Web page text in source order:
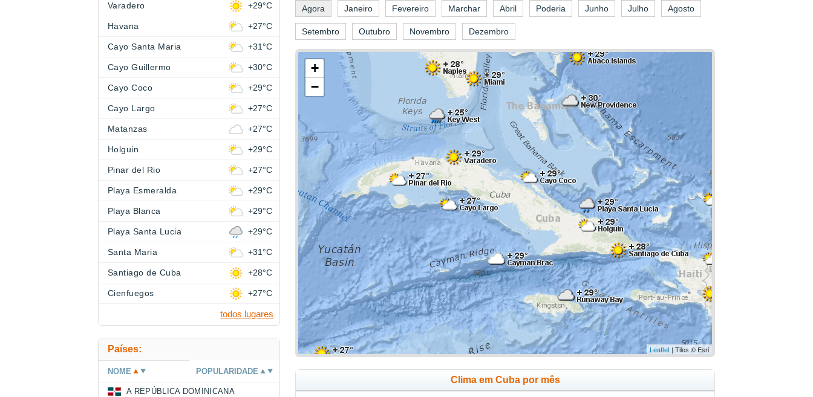
Agora Janeiro Fevereiro Marchar Abril Poderia Junho Julho Agosto
Setembro Outubro Novembro Dezembro
+
−
Leaflet | Tiles © Esri
Clima em Cuba por mês
Varadero +29°C
Havana +27°C
Cayo Santa Maria +31°C
Cayo Guillermo +30°C
Cayo Coco +29°C
Cayo Largo +27°C
Matanzas +27°C
Holguin +29°C
Pinar del Rio +27°C
Playa Esmeralda +29°C
Playa Blanca +29°C
Playa Santa Lucia +29°C
Santa Maria +31°C
Santiago de Cuba +28°C
Cienfuegos +27°C
todos lugares
Países:
NOME POPULARIDADE
A REPÚBLICA DOMINICANA